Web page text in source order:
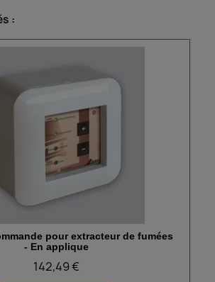
:
Aperçu rapide
pour extracteur de fumées
- En applique
142,49 €